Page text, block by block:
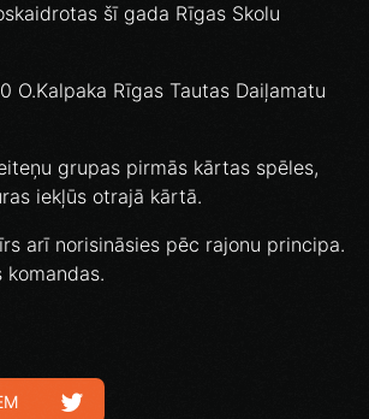
šī gada Rīgas Skolu
O.Kalpaka Rīgas Tautas Daiļamatu
grupas pirmās kārtas spēles,
iekļūs otrajā kārtā.
arī norisināsies pēc rajonu principa.